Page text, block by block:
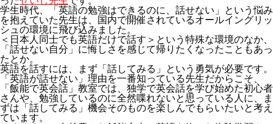
学生時代、「英語の勉強はできるのに、話せない」という悩み
を抱えていた先生は、国内で開催されているオールイングリッ
シュの環境に飛び込みました。
＜日本人同士でも英語だけで話す＞という特殊な環境のなか、
「話せない自分」に悔しさを感じて帰りたくなったこともあっ
たとか。
英語を話すには、まず「話してみる」という勇気が必要です。
「英語が話せない」理由を一番知っている先生だからこそ、
「飯能で英会話」教室では、独学で英会話を学び始めた初心者
さんや、勉強しているのに全然喋れないと思っている人に、ま
ずは「話してみる」機会そのものを楽しんでもらいたいと考え
ています。